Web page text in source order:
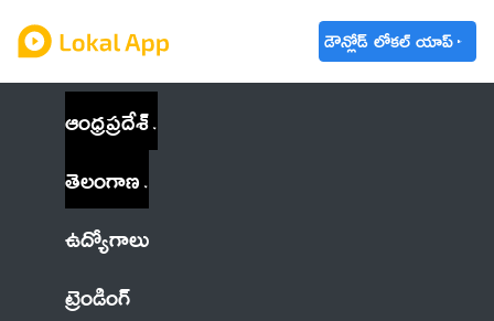
డౌన్లోడ్ లోకల్ యాప్
ఆంధ్రప్రదేశ్
తెలంగాణ
ఉద్యోగాలు
ట్రెండింగ్